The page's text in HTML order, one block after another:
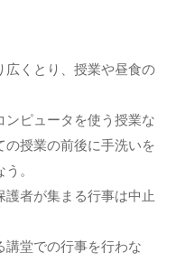
広くとり、授業や昼食の
ンピュータを使う授業な
の授業の前後に手洗いを
。
護者が集まる行事は中止
講堂での行事を行わな